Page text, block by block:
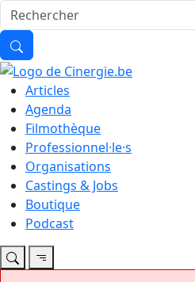
Articles
Agenda
Filmothèque
Professionnel·le·s
Organisations
Castings & Jobs
Boutique
Podcast